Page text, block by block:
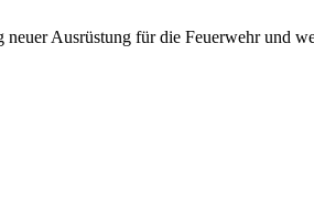
Ausrüstung für die Feuerwehr und